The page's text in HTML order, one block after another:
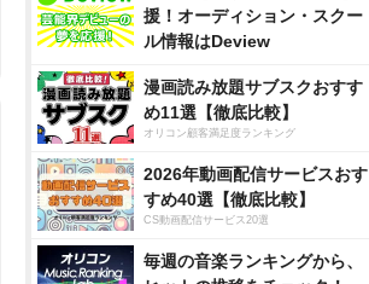
援！オーディション・スクー
ル情報はDeview
漫画読み放題サブスクおすす
め11選【徹底比較】
オリコン顧客満足度ランキング
2026年動画配信サービスおす
すめ40選【徹底比較】
CS動画配信サービス20選
毎週の音楽ランキングから、